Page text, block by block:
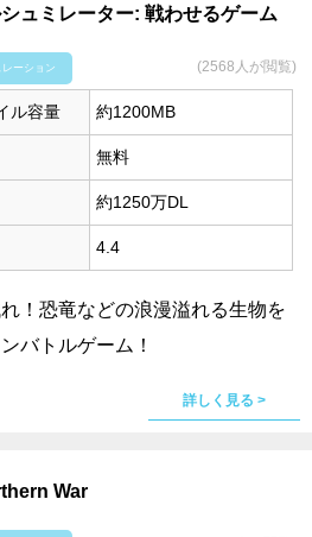
ュミレーター: 戦わせるゲーム
レーション (2568人が閲覧)
ル容量 約1200MB
無料
約1250万DL
4.4
！恐竜などの浪漫溢れる生物を
バトルゲーム！
詳しく見る >
War